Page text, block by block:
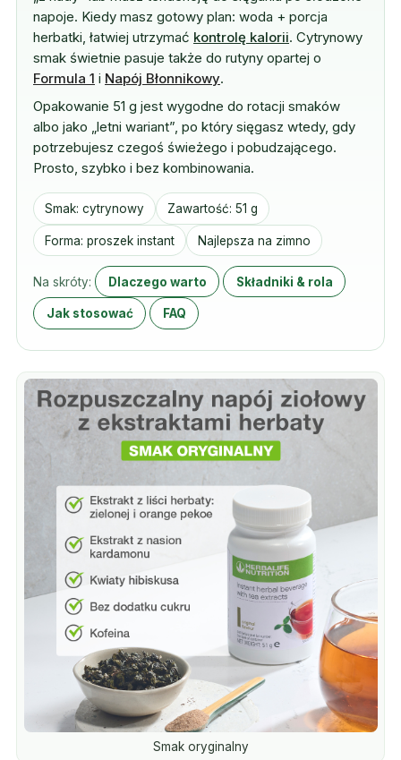
napoje. Kiedy masz gotowy plan: woda + porcja
herbatki, łatwiej utrzymać kontrolę kalorii. Cytrynowy
smak świetnie pasuje także do rutyny opartej o
Formula 1 i Napój Błonnikowy.
Opakowanie 51 g jest wygodne do rotacji smaków
albo jako „letni wariant”, po który sięgasz wtedy, gdy
potrzebujesz czegoś świeżego i pobudzającego.
Prosto, szybko i bez kombinowania.
Smak: cytrynowy Zawartość: 51 g
Forma: proszek instant Najlepsza na zimno
Na skróty: Dlaczego warto Składniki & rola
Jak stosować FAQ
Smak oryginalny